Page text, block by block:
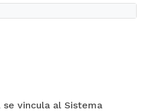
vincula al Sistema